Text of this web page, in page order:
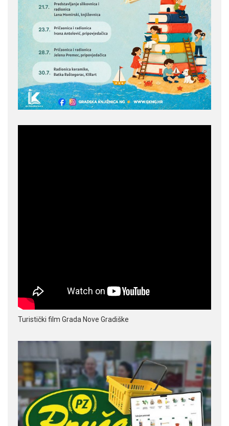
Turistički film Grada Nove Gradiške